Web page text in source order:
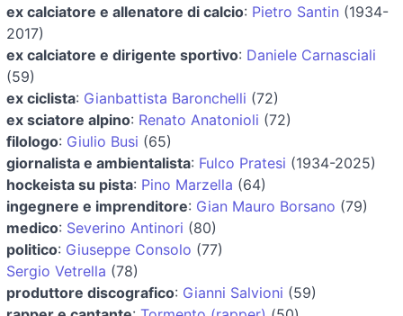
ex calciatore e allenatore di calcio: Pietro Santin (1934-
2017)
ex calciatore e dirigente sportivo: Daniele Carnasciali
(59)
ex ciclista: Gianbattista Baronchelli (72)
ex sciatore alpino: Renato Anatonioli (72)
filologo: Giulio Busi (65)
giornalista e ambientalista: Fulco Pratesi (1934-2025)
hockeista su pista: Pino Marzella (64)
ingegnere e imprenditore: Gian Mauro Borsano (79)
medico: Severino Antinori (80)
politico: Giuseppe Consolo (77)
Sergio Vetrella (78)
produttore discografico: Gianni Salvioni (59)